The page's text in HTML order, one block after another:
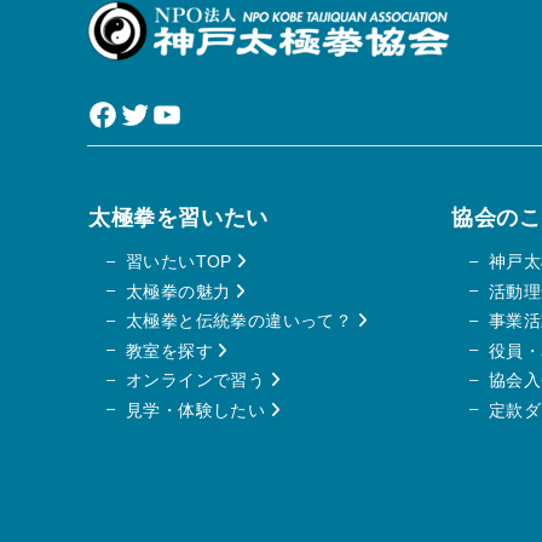
Facebook
TwitterYouTube
太極拳を習いたい
習いたいTOP
太極拳の魅力
太極拳と伝統拳の違いって？
教室を探す
オンラインで習う
見学・体験したい
協会の
神戸
活動
事業
役員
協会
定款